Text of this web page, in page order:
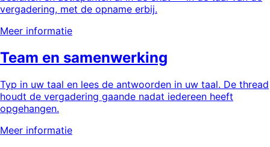
vergadering, met de opname erbij.
Meer informatie
Team en samenwerking
Typ in uw taal en lees de antwoorden in uw taal. De thread
houdt de vergadering gaande nadat iedereen heeft
opgehangen.
Meer informatie